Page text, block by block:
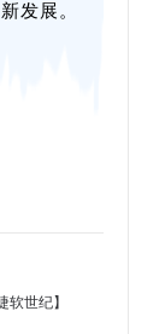
发展。
世纪】